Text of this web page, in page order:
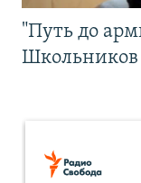
"Путь до
Школьников